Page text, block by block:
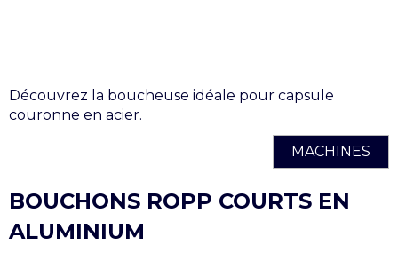
Découvrez la boucheuse idéale pour capsule
couronne en acier.
MACHINES
BOUCHONS ROPP COURTS EN
ALUMINIUM